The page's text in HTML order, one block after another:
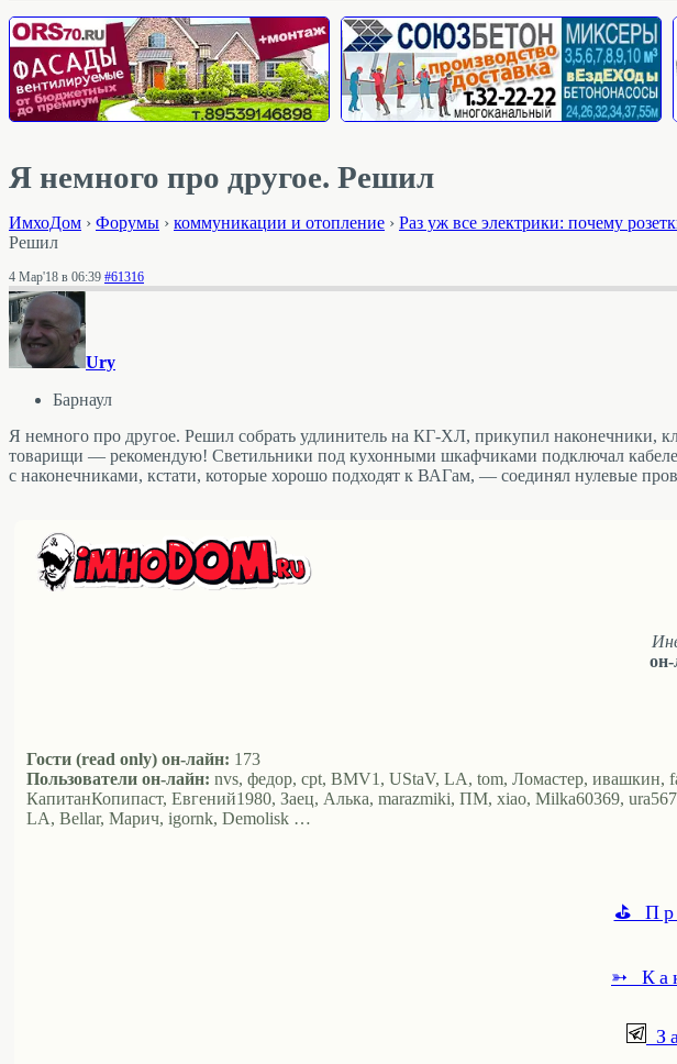
Я немного про другое. Решил
ИмхоДом › Форумы › коммуникации и отопление › Раз уж все электрики: почему
Решил
4 Мар'18 в 06:39 #61316
Ury
Барнаул
Я немного про другое. Решил собрать удлинитель на КГ-ХЛ, прикупил наконечники,
товарищи — рекомендую! Светильники под кухонными шкафчиками подключал
с наконечниками, кстати, которые хорошо подходят к ВАГам, — соединял нулевые
он-
Гости (read only) он-лайн: 173
Пользователи он-лайн: nvs, федор, cpt, BMV1, UStaV, LA, tom, Ломастер,
КапитанКопипаст, Евгений1980, Заец, Алька, marazmiki, ПМ, xiao, Milka60369,
LA, Bellar, Марич, igornk, Demolisk …
⛳
➳